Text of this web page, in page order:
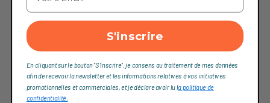
S'inscrire
En cliquant sur le bouton "S'inscrire", je consens au traitement de mes données
afin de recevoir la newsletter et les informations relatives à vos initiatives
promotionnelles et commerciales, et je déclare avoir lu la politique de
confidentialité,